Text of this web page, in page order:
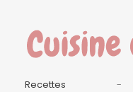
Recettes